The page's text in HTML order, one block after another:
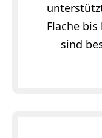
Flache
sind